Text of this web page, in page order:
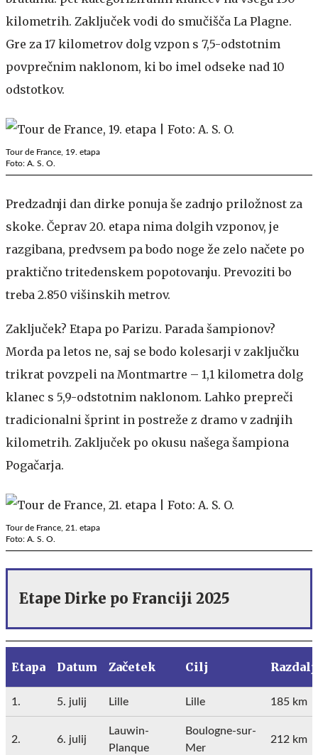
kilometrih. Zaključek vodi do smučišča La Plagne.
Gre za 17 kilometrov dolg vzpon s 7,5-odstotnim
povprečnim naklonom, ki bo imel odseke nad 10
odstotkov.
Tour de France, 19. etapa
Foto: A. S. O.
Predzadnji dan dirke ponuja še zadnjo priložnost za
skoke. Čeprav 20. etapa nima dolgih vzponov, je
razgibana, predvsem pa bodo noge že zelo načete po
praktično tritedenskem popotovanju. Prevoziti bo
treba 2.850 višinskih metrov.
Zaključek? Etapa po Parizu. Parada šampionov?
Morda pa letos ne, saj se bodo kolesarji v zaključku
trikrat povzpeli na Montmartre – 1,1 kilometra dolg
klanec s 5,9-odstotnim naklonom. Lahko prepreči
tradicionalni šprint in postreže z dramo v zadnjih
kilometrih. Zaključek po okusu našega šampiona
Pogačarja.
Tour de France, 21. etapa
Foto: A. S. O.
Etape Dirke po Franciji 2025
Etapa Datum Začetek Cilj
1. 5. julij Lille Lille 185 km
2. 6. julij
Lauwin-
Planque
Boulogne-sur-
Mer
212 km